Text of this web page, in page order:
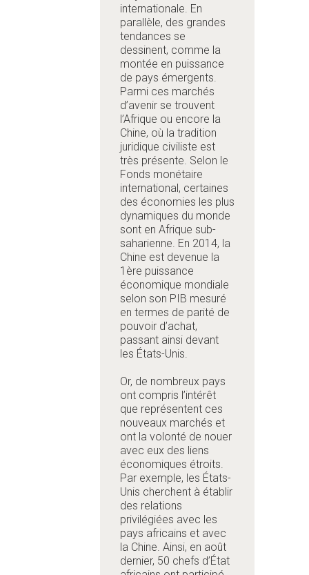
internationale. En
parallèle, des grandes
tendances se
dessinent, comme la
montée en puissance
de pays émergents.
Parmi ces marchés
d’avenir se trouvent
l’Afrique ou encore la
Chine, où la tradition
juridique civiliste est
très présente. Selon le
Fonds monétaire
international, certaines
des économies les plus
dynamiques du monde
sont en Afrique sub-
saharienne. En 2014, la
Chine est devenue la
1ère puissance
économique mondiale
selon son PIB mesuré
en termes de parité de
pouvoir d’achat,
passant ainsi devant
les États-Unis.
Or, de nombreux pays
ont compris l’intérêt
que représentent ces
nouveaux marchés et
ont la volonté de nouer
avec eux des liens
économiques étroits.
Par exemple, les États-
Unis cherchent à établir
des relations
privilégiées avec les
pays africains et avec
la Chine. Ainsi, en août
dernier, 50 chefs d’État